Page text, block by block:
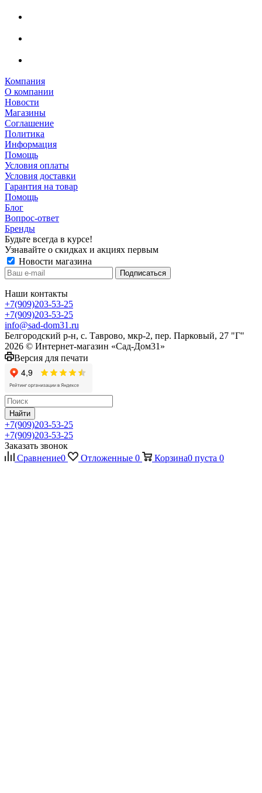
Компания
О компании
Новости
Магазины
Соглашение
Политика
Информация
Помощь
Условия оплаты
Условия доставки
Гарантия на товар
Помощь
Блог
Вопрос-ответ
Бренды
Будьте всегда в курсе!
Узнавайте о скидках и акциях первым
Новости магазина
Наши контакты
+7(909)203-53-25
+7(909)203-53-25
info@sad-dom31.ru
Белгородский р-н, с. Таврово, мкр-2, пер. Парковый, 27 "Г"
2026 © Интернет-магазин «Сад-Дом31»
Версия для печати
Найти
+7(909)203-53-25
+7(909)203-53-25
Заказать звонок
Сравнение0 Отложенные 0 Корзина0 пуста 0